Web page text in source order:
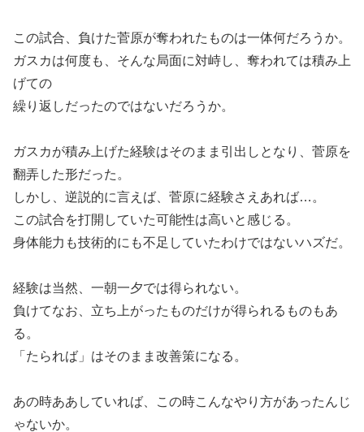
この試合、負けた菅原が奪われたものは一体何だろうか。
ガスカは何度も、そんな局面に対峙し、奪われては積み上
げての
繰り返しだったのではないだろうか。
ガスカが積み上げた経験はそのまま引出しとなり、菅原を
翻弄した形だった。
しかし、逆説的に言えば、菅原に経験さえあれば…。
この試合を打開していた可能性は高いと感じる。
身体能力も技術的にも不足していたわけではないハズだ。
経験は当然、一朝一夕では得られない。
負けてなお、立ち上がったものだけが得られるものもあ
る。
「たられば」はそのまま改善策になる。
あの時ああしていれば、この時こんなやり方があったんじ
ゃないか。